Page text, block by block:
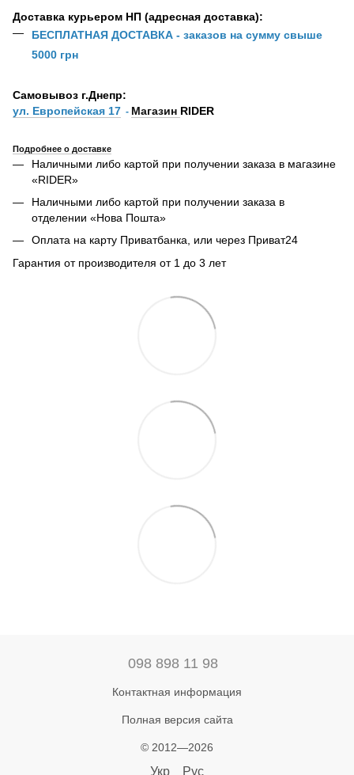
Доставка курьером НП (адресная доставка):
БЕСПЛАТНАЯ ДОСТАВКА - заказов на сумму свыше
5000 грн
Самовывоз г.Днепр:
ул. Европейская 17 - Магазин RIDER
Подробнее о доставке
Наличными либо картой при получении заказа в магазине
«RIDER»
Наличными либо картой при получении заказа в
отделении «Нова Пошта»
Оплата на карту Приватбанка, или через Приват24
Гарантия от производителя от 1 до 3 лет
098 898 11 98
Контактная информация
Полная версия сайта
© 2012—2026
Укр Рус